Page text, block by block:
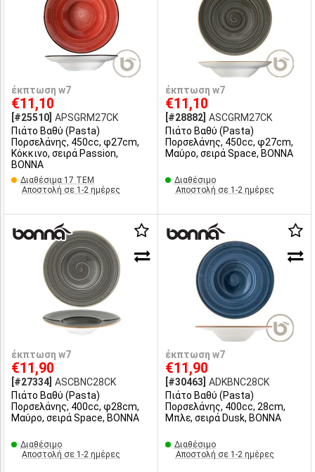
έκπτωση w7
€11,10
[#25510] APSGRM27CK
Πιάτο Βαθύ (Pasta)
Πορσελάνης, 450cc, φ27cm,
Κόκκινο, σειρά Passion,
BONNA
Διαθέσιμα 17 ΤΕΜ
Αποστολή σε 1-2 ημέρες
έκπτωση w7
€11,10
[#28882] ASCGRM27CK
Πιάτο Βαθύ (Pasta)
Πορσελάνης, 450cc, φ27cm,
Μαύρο, σειρά Space, BONNA
Διαθέσιμο
Αποστολή σε 1-2 ημέρες
έκπτωση w7
€11,90
[#27334] ASCBNC28CK
Πιάτο Βαθύ (Pasta)
Πορσελάνης, 400cc, φ28cm,
Μαύρο, σειρά Space, BONNA
Διαθέσιμο
Αποστολή σε 1-2 ημέρες
έκπτωση w7
€11,90
[#30463] ADKBNC28CK
Πιάτο Βαθύ (Pasta)
Πορσελάνης, 400cc, 28cm,
Μπλε, σειρά Dusk, BONNA
Διαθέσιμο
Αποστολή σε 1-2 ημέρες